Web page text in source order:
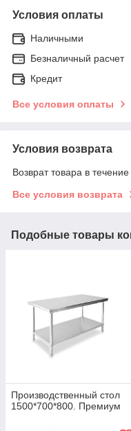
Условия оплаты
Наличными
Безналичный расчет
Кредит
Все условия оплаты
Условия возврата
Возврат товара в
Все условия возврата
Подобные товары
Производственный стол
1500*700*800. Премиум